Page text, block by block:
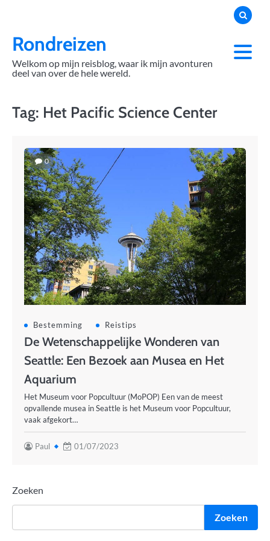
contentRondreizen
Welkom op mijn reisblog, waar ik mijn avonturen
deel van over de hele wereld.
Tag: Het Pacific Science Center
0
Bestemming Reistips
De Wetenschappelijke Wonderen van
Seattle: Een Bezoek aan Musea en Het
Aquarium
Het Museum voor Popcultuur (MoPOP) Een van de meest
opvallende musea in Seattle is het Museum voor Popcultuur,
vaak afgekort…
Paul 01/07/2023
Zoeken
Zoeken